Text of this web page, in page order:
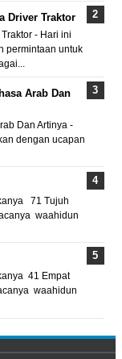
Driver Traktor
- Hari ini
permintaan untuk
Arab Dan
Dan Artinya -
dengan ucapan
71 Tujuh
41 Empat